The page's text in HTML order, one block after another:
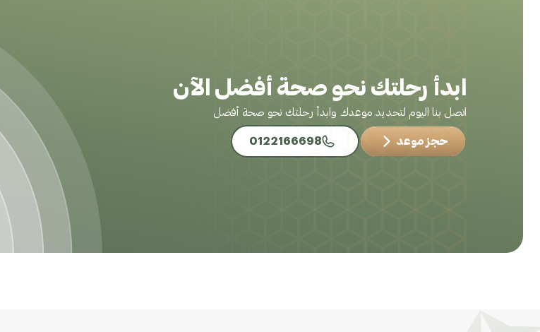
ابدأ رحلتك نحو صحة أفضل الآن
اتصل بنا اليوم لتحديد موعدك وابدأ رحلتك نحو صحة أفضل
حجز موعد 0122166698